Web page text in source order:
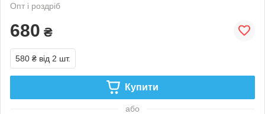
Опт і роздріб
680 ₴
580 ₴ від 2 шт.
Купити
або